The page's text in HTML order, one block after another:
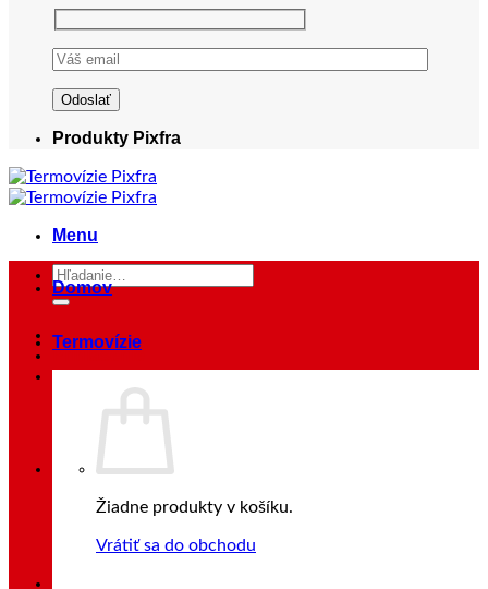
Produkty Pixfra
Menu
Hľadať:
Prihlásenie
Žiadne produkty v košíku.
Vrátiť sa do obchodu
Domov
Termovízie